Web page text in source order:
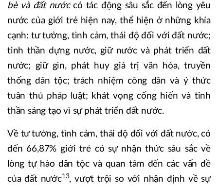
bè và đất nướccó tác động sâu sắc đến lòng yêu
nước của giới trẻ hiện nay, thể hiện ở những khía
cạnh: tư tưởng, tình cảm, thái độ đối với đất nước;
tinh thần dựng nước, giữ nước và phát triển đất
nước; giữ gìn, phát huy giá trị văn hóa, truyền
thống dân tộc; trách nhiệm công dân và ý thức
tuân thủ pháp luật; khát vọng cống hiến và tinh
thần sáng tạo vì sự phát triển đất nước.
Về tư tưởng, tình cảm, thái độ đối với đất nước, có
đến 66,87% giới trẻ có sự nhận thức sâu sắc về
lòng tự hào dân tộc và quan tâm đến các vấn đề
của đất nước13, vượt trội so với nhận định về sự